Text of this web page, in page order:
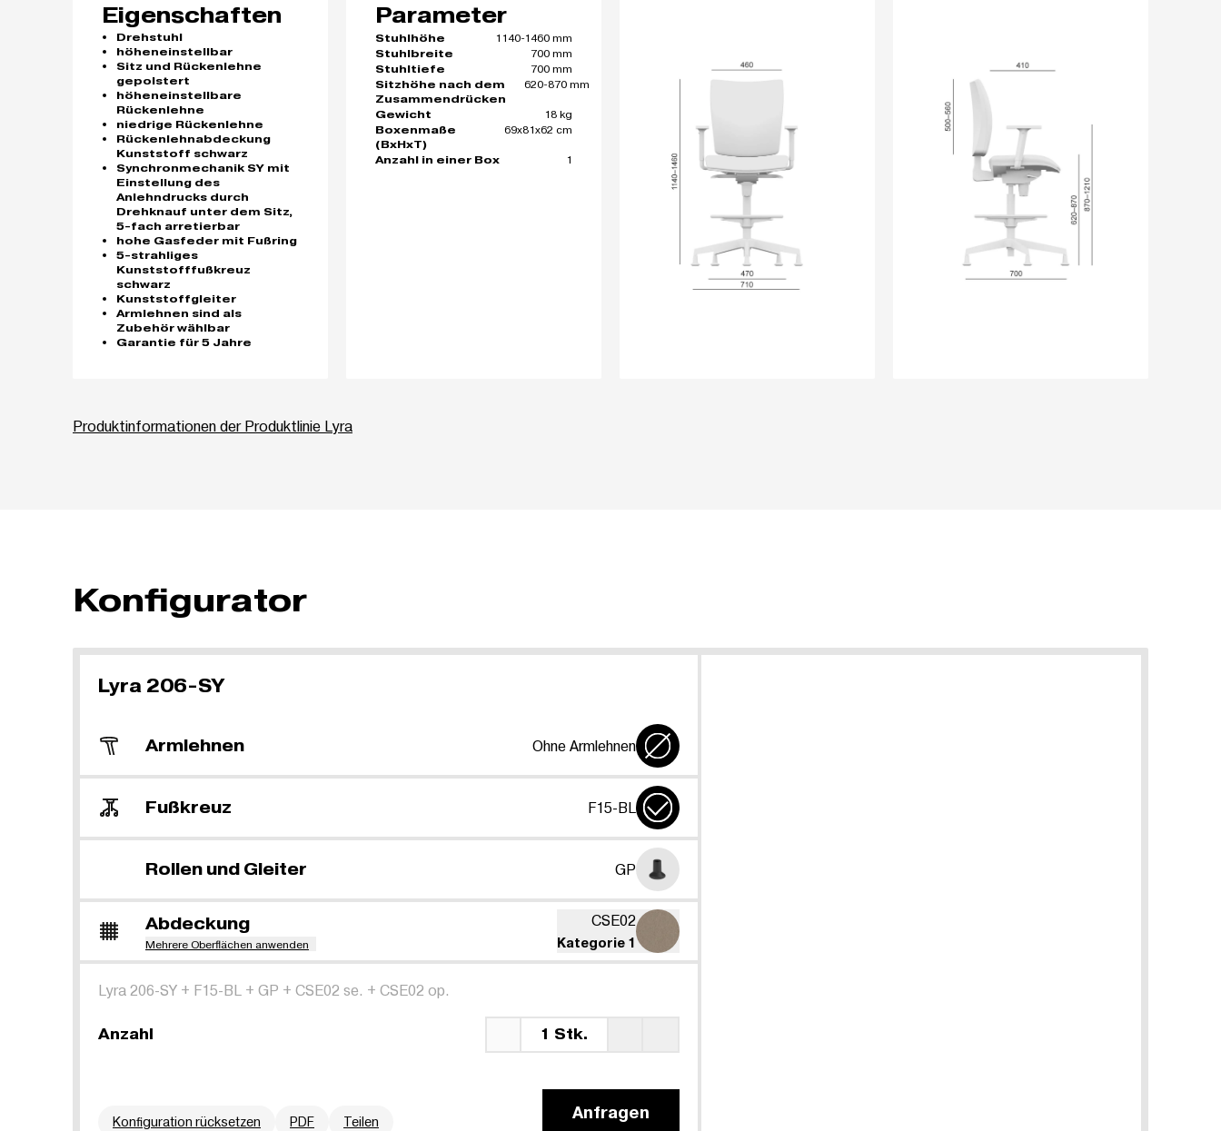
Eigenschaften
Drehstuhl
höheneinstellbar
Sitz und Rückenlehne
gepolstert
höheneinstellbare
Rückenlehne
niedrige Rückenlehne
Rückenlehnabdeckung
Kunststoff schwarz
Synchronmechanik SY mit
Einstellung des
Anlehndrucks durch
Drehknauf unter dem Sitz,
5-fach arretierbar
hohe Gasfeder mit Fußring
5-strahliges
Kunststofffußkreuz
schwarz
Kunststoffgleiter
Armlehnen sind als
Zubehör wählbar
Garantie für 5 Jahre
Parameter
Stuhlhöhe
1140-1460 mm
Stuhlbreite
700 mm
Stuhltiefe
700 mm
Sitzhöhe nach dem
Zusammendrücken
620-870 mm
Gewicht
18 kg
Boxenmaße
(BxHxT)
69x81x62 cm
Anzahl in einer Box 1
Produktinformationen der Produktlinie Lyra
Konfigurator
Lyra 206-SY
Armlehnen Ohne Armlehnen
Fußkreuz F15-BL
Rollen und Gleiter GP
Abdeckung
Mehrere Oberflächen anwenden
CSE02
Kategorie 1
Lyra 206-SY + F15-BL + GP + CSE02 se. + CSE02 op.
Anzahl 1 Stk.
Konfiguration rücksetzen PDF Teilen Anfragen